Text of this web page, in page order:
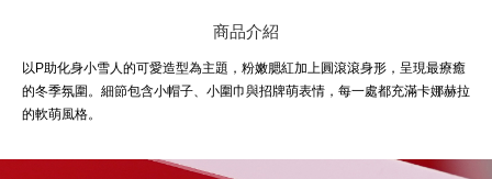
商品介紹
以P助化身小雪人的可愛造型為主題，粉嫩腮紅加上圓滾滾身形，呈現最療癒
的冬季氛圍。細節包含小帽子、小圍巾與招牌萌表情，每一處都充滿卡娜赫拉
的軟萌風格。